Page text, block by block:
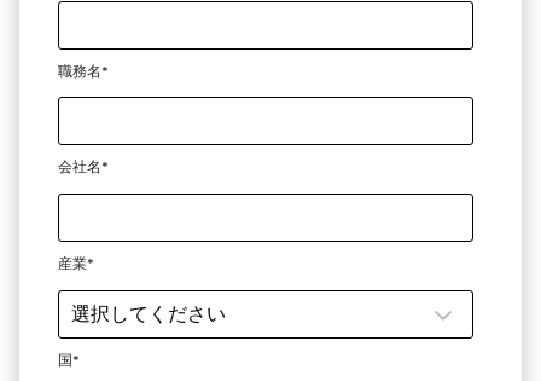
職務名*
会社名*
産業*
国*